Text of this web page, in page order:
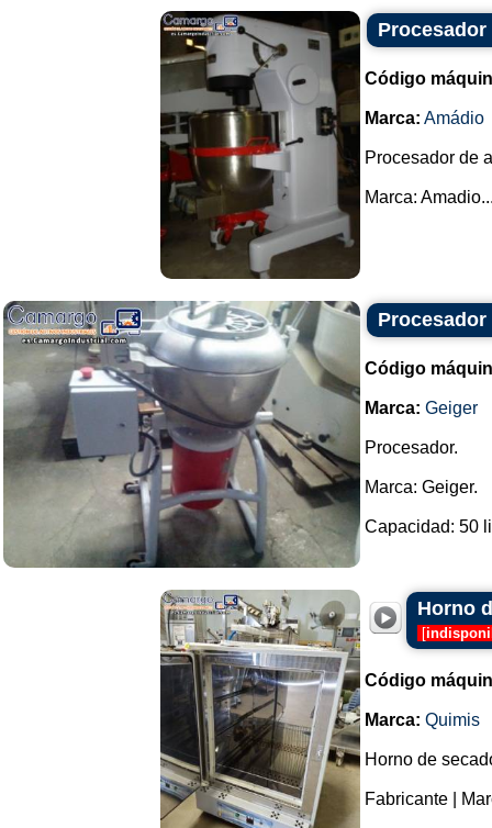
Código
Marca: Amádio
Procesador de
Marca:
Procesador
Código
Marca: Geiger
Procesador.
Marca: Geiger.
Capacidad: 50
Horno
[
Código
Marca: Quimis
Horno de
Fabricante |